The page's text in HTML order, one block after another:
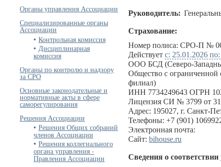
Органы управления Ассоциации
Специализированные органы
Ассоциации
Контрольная комиссия
Дисциплинарная
комиссия
Органы по контролю и надзору
за СРО
Основные законодательные и
нормативные акты в сфере
саморегулирования
Решения Ассоциации
Решения Общих собраний
членов Ассоциации
Решения коллегиального
органа управления -
Правления Ассоциации
Руководитель:
Страхование:
Номер полиса: СРО-П №
Действует с: 25.01.2026
ООО БСД (Северо-
Общество с ограниченной
филиал)
ИНН 7734249643 ОГРН
Лицензия СИ № 3799 от
Адрес: 195027, г. Санкт-
Телефоны: +7 (901)
Электронная почта:
Сайт: bihouse.ru
Сведения о